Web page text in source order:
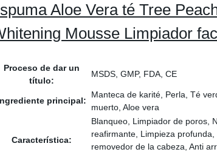
Aloe Vera té Tree
Mousse Limpiador
Proceso de dar un
título:
MSDS, GMP, FDA, CE
principal:
Manteca de karité, Perla, Té
muerto, Aloe vera
Característica:
Blanqueo, Limpiador de poros,
reafirmante, Limpieza
removedor de la cabeza, Anti